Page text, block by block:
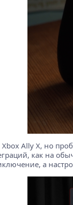
Ally X, но
как на
а